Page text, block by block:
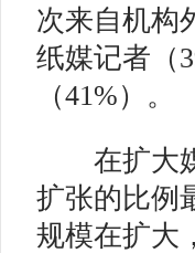
次来自机构
纸媒记者（
（41%）。
在扩大媒
扩张的比例
规模在扩大